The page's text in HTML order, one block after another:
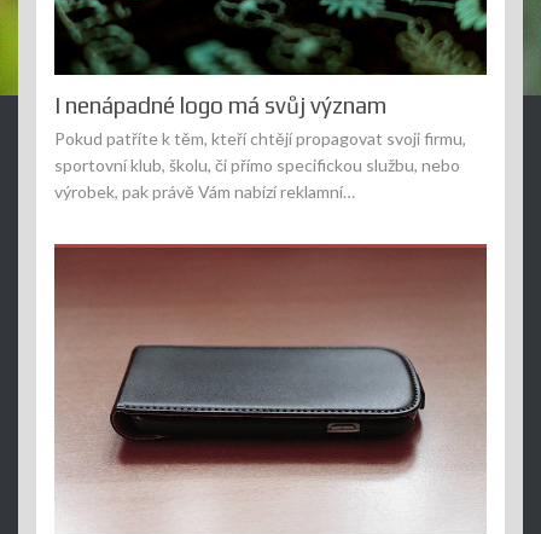
I nenápadné logo má svůj význam
Pokud patříte k těm, kteří chtějí propagovat svoji firmu,
sportovní klub, školu, či přímo specifickou službu, nebo
výrobek, pak právě Vám nabízí reklamní…